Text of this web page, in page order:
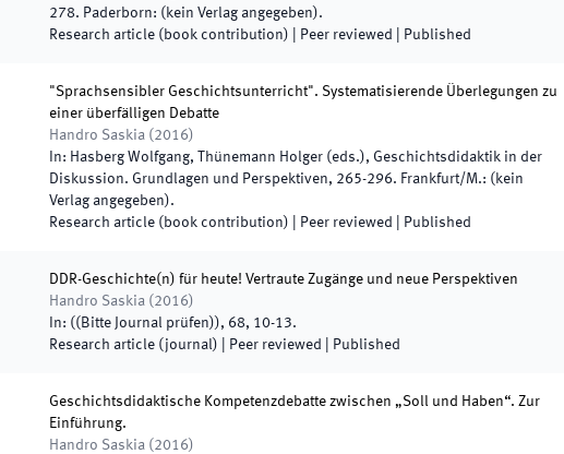
278. Paderborn: ( kein Verlag angegeben).
Research article (book contribution) | Peer reviewed Published
"Sprachsensibler Geschichtsunterricht". Systematisierende Überlegungen zu
einer überfälligen Debatte
Handro Saskia ( 2016)
In: Hasberg Wolfgang, Thünemann Holger (eds.), Geschichtsdidaktik in der
Diskussion. Grundlagen und Perspektiven, 265-296. Frankfurt/M.: ( kein
Verlag angegeben).
Research article (book contribution) | Peer reviewed Published
DDR-Geschichte(n) für heute! Vertraute Zugänge und neue Perspektiven
Handro Saskia ( 2016)
In: ((Bitte Journal prüfen)), 68, 10-13.
Research article (journal) | Peer reviewed Published
Geschichtsdidaktische Kompetenzdebatte zwischen „Soll und Haben“. Zur
Einführung.
Handro Saskia ( 2016)